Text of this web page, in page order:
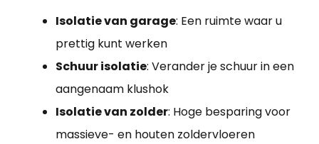
Isolatie van garage: Een ruimte waar u
prettig kunt werken
Schuur isolatie: Verander je schuur in een
aangenaam klushok
Isolatie van zolder: Hoge besparing voor
massieve- en houten zoldervloeren